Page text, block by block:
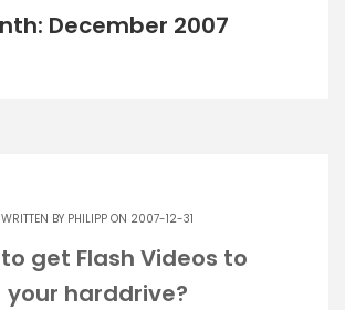
December 2007
WRITTEN BY PHILIPP ON 2007-12-31
get Flash Videos to
your harddrive?